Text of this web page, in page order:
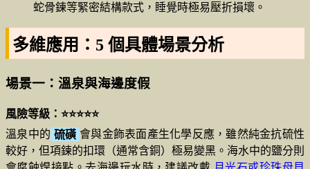
蛇骨鍊等緊密結構款式，睡覺時極易壓折損壞。
多維應用：5 個具體場景分析
場景一：溫泉與海邊度假
風險等級：⭐⭐⭐⭐⭐
溫泉中的 硫磺 會與金飾表面產生化學反應，雖然純金抗硫性
較好，但項鍊的扣環（通常含銅）極易變黑。海水中的鹽分則